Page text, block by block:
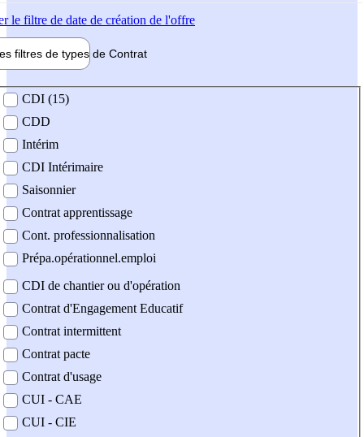
le filtre de date de création de l'offre
filtres de types de Contrat
contrat
CDI (15)
CDD
Intérim
CDI Intérimaire
Saisonnier
Contrat apprentissage
Cont. professionnalisation
Prépa.opérationnel.emploi
CDI de chantier ou d'opération
Contrat d'Engagement Educatif
Contrat intermittent
Contrat pacte
Contrat d'usage
CUI - CAE
CUI - CIE